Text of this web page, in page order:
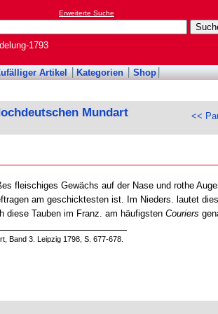
Erweiterte Suche
1793
Artikel Kategorien Shop
<<
Mundart
fleischiges Gewächs auf der Nase und rothe
am geschicktesten ist. Im Nieders. lautet
diese Tauben im Franz. am häufigsten Couriers
Band 3. Leipzig 1798, S. 677-678.